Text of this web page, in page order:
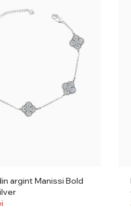
argint Manissi Bold